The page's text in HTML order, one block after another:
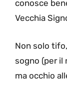
conosce
Vecchia
Non solo
sogno (per il
ma occhio